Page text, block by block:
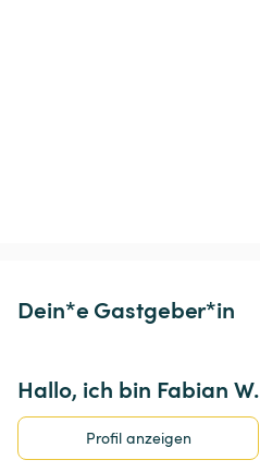
Dein*e Gastgeber*in
Hallo, ich bin Fabian W.
Profil anzeigen